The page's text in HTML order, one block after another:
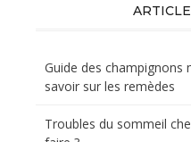
Guide des champignons
savoir sur les remèdes
Troubles du sommeil